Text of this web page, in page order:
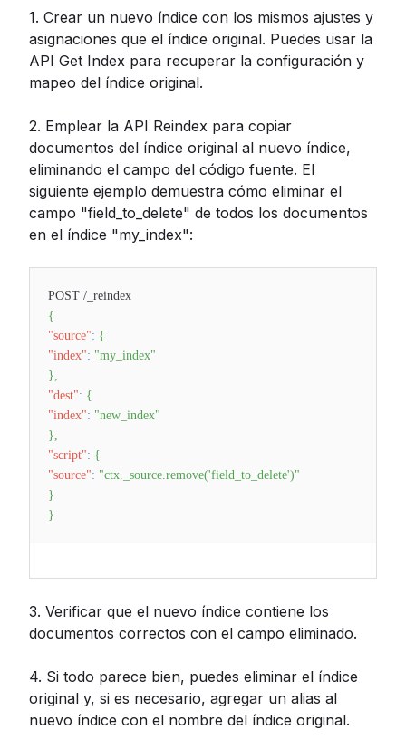
1. Crear un nuevo índice con los mismos ajustes y
asignaciones que el índice original. Puedes usar la
API Get Index para recuperar la configuración y
mapeo del índice original.
2. Emplear la API Reindex para copiar
documentos del índice original al nuevo índice,
eliminando el campo del código fuente. El
siguiente ejemplo demuestra cómo eliminar el
campo "field_to_delete" de todos los documentos
en el índice "my_index":
POST /_reindex
{
"source": {
"index": "my_index"
},
"dest": {
"index": "new_index"
},
"script": {
"source": "ctx._source.remove('field_to_delete')"
}
}
3. Verificar que el nuevo índice contiene los
documentos correctos con el campo eliminado.
4. Si todo parece bien, puedes eliminar el índice
original y, si es necesario, agregar un alias al
nuevo índice con el nombre del índice original.